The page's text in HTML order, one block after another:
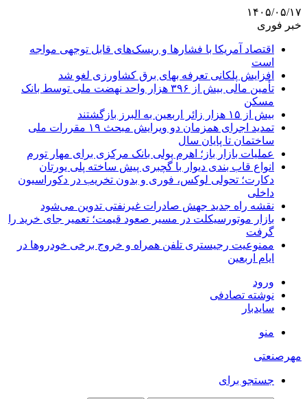
۱۴۰۵/۰۵/۱۷
خبر فوری
اقتصاد آمریکا با فشارها و ریسک‌های قابل توجهی مواجه
است
افزایش پلکانی تعرفه بهای برق کشاورزی لغو شد
تأمین مالی بیش از ۳۹۶ هزار واحد نهضت ملی توسط بانک
مسکن
بیش از ۱۵ هزار زائر اربعین به البرز بازگشتند
تمدید اجرای همزمان دو ویرایش مبحث ۱۹ مقررات ملی
ساختمان تا پایان سال
عملیات بازار باز؛ اهرم پولی بانک مرکزی برای مهار تورم
انواع قاب بندی دیوار با گچبری پیش ساخته پلی یورتان
دکارت؛ تحولی لوکس، فوری و بدون تخریب در دکوراسیون
داخلی
نقشه راه جدید جهش صادرات غیرنفتی تدوین می‌شود
بازار موتورسیکلت در مسیر صعود قیمت؛ تعمیر جای خرید را
گرفت
ممنوعیت رجیستری تلفن همراه و خروج برخی خودروها در
ایام اربعین
ورود
نوشته تصادفی
سایدبار
منو
مهرصنعتی
جستجو برای